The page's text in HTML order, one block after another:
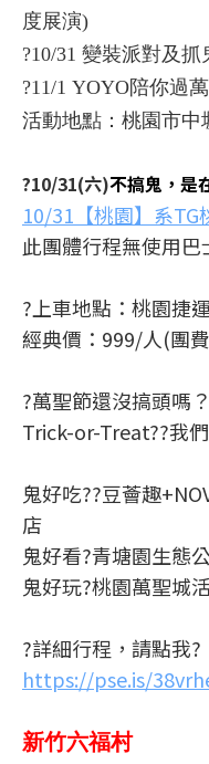
度展演)
?10/31 變裝派對及
?11/1 YOYO陪你過
活動地點：桃園市中
?10/31(六)不搞鬼，是
10/31【桃園】系TG
此團體行程無使用巴
?上車地點：桃園捷
經典價：999/人(團
?萬聖節還沒搞頭嗎
Trick-or-Treat??我們
鬼好吃??豆薈趣
店
鬼好看?青塘園生態
鬼好玩?桃園萬聖城
?詳細行程，請點我?
https://pse.is/
新竹六福村